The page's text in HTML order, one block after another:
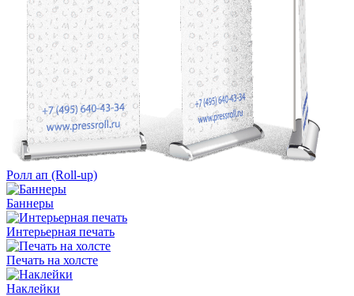
Ролл ап (Roll-up)
Баннеры
Интерьерная печать
Печать на холсте
Наклейки